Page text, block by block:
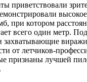
приветствовали
при котором
всего один метр.
захватывающие
от летчиков-
признаны лучшей